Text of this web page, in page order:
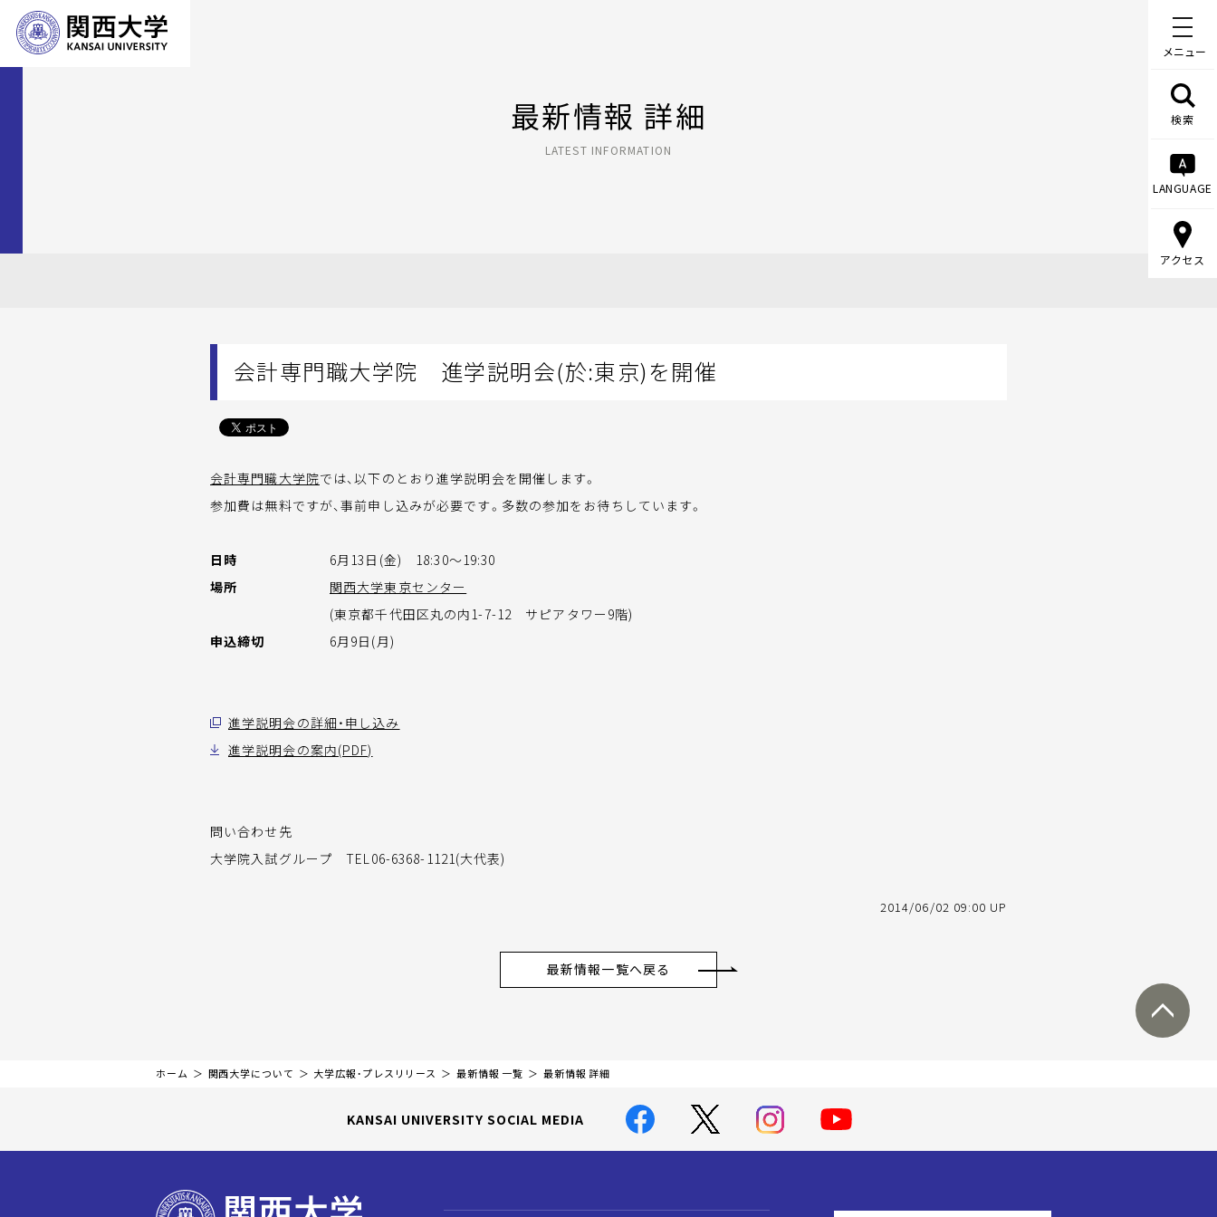
メニュー
検索
LANGUAGE
アクセス
最新情報 詳細
LATEST INFORMATION
会計専門職大学院 進学説明会(於:東京)を開催
会計専門職大学院では、以下のとおり進学説明会を開催します。
参加費は無料ですが、事前申し込みが必要です。多数の参加をお待ちしています。
日時
6月13日(金) 18:30～19:30
場所
関西大学東京センター
(東京都千代田区丸の内1-7-12 サピアタワー9階)
申込締切
6月9日(月)
進学説明会の詳細・申し込み
進学説明会の案内(PDF)
問い合わせ先
大学院入試グループ TEL06-6368-1121(大代表)
2014/06/02 09:00 UP
最新情報一覧へ戻る
ホーム 関西大学について 大学広報・プレスリリース 最新情報 一覧 最新情報 詳細
KANSAI UNIVERSITY SOCIAL MEDIA